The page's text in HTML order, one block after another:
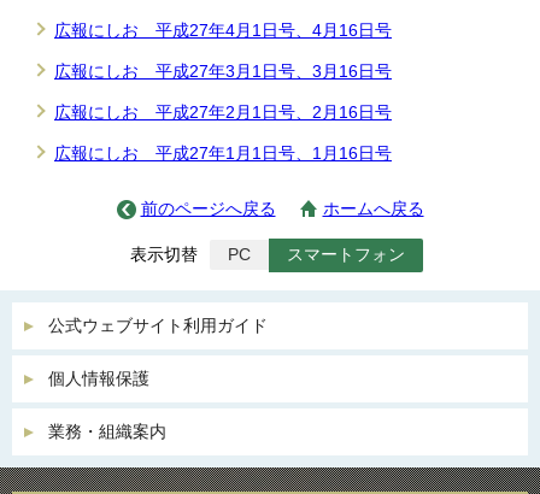
広報にしお 平成27年4月1日号、4月16日号
広報にしお 平成27年3月1日号、3月16日号
広報にしお 平成27年2月1日号、2月16日号
広報にしお 平成27年1月1日号、1月16日号
前のページへ戻る ホームへ戻る
表示切替 PC スマートフォン
公式ウェブサイト利用ガイド
個人情報保護
業務・組織案内